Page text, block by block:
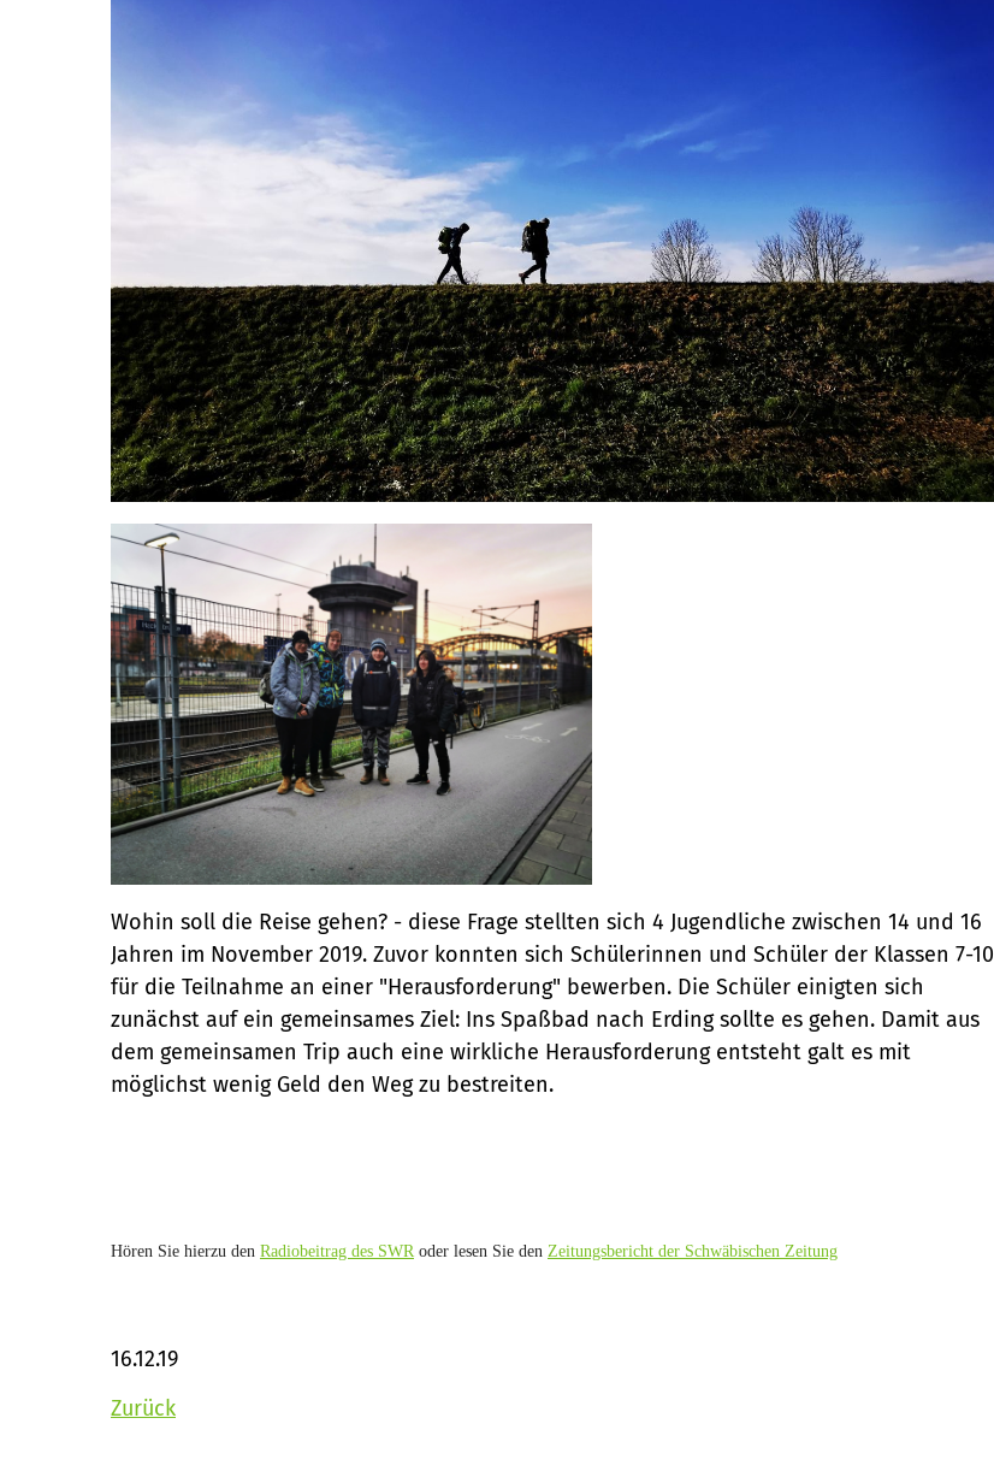
Wohin soll die Reise gehen? - diese Frage stellten sich 4 Jugendliche zwischen 14 und 16
Jahren im November 2019. Zuvor konnten sich Schülerinnen und Schüler der Klassen 7-10
für die Teilnahme an einer "Herausforderung" bewerben. Die Schüler einigten sich
zunächst auf ein gemeinsames Ziel: Ins Spaßbad nach Erding sollte es gehen. Damit aus
dem gemeinsamen Trip auch eine wirkliche Herausforderung entsteht galt es mit
möglichst wenig Geld den Weg zu bestreiten.
Hören Sie hierzu den Radiobeitrag des SWRoder lesen Sie den Zeitungsbericht der Schwäbischen Zeitung
16.12.19
Zurück